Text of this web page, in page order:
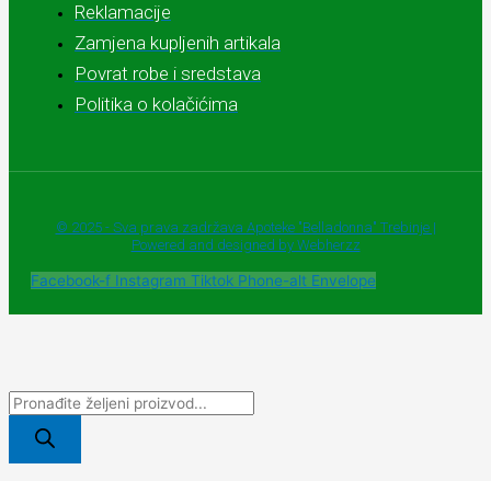
Reklamacije
Zamjena kupljenih artikala
Povrat robe i sredstava
Politika o kolačićima
© 2025 - Sva prava zadržava Apoteke "Belladonna" Trebinje |
Powered and designed by Webherzz
Facebook-f Instagram Tiktok Phone-alt Envelope